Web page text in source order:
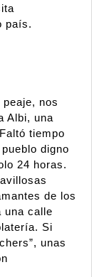
país.
nos
Albi, una
tiempo
digno
24 horas.
de los
una calle
Si
unas